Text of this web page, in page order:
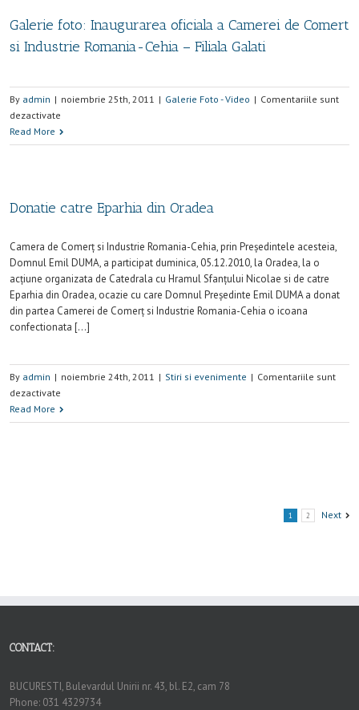
Galerie foto: Inaugurarea oficiala a Camerei de Comert
si Industrie Romania-Cehia – Filiala Galati
By admin | noiembrie 25th, 2011 | Galerie Foto - Video | Comentariile sunt
dezactivate
Read More
Donatie catre Eparhia din Oradea
Camera de Comerţ si Industrie Romania-Cehia, prin Preşedintele acesteia,
Domnul Emil DUMA, a participat duminica, 05.12.2010, la Oradea, la o
acţiune organizata de Catedrala cu Hramul Sfanţului Nicolae si de catre
Eparhia din Oradea, ocazie cu care Domnul Preşedinte Emil DUMA a donat
din partea Camerei de Comerţ si Industrie Romania-Cehia o icoana
confectionata […]
By admin | noiembrie 24th, 2011 | Stiri si evenimente | Comentariile sunt
dezactivate
Read More
1 2 Next
CONTACT:
BUCURESTI, Bulevardul Unirii nr. 43, bl. E2, cam 78
Phone: 031 4329734